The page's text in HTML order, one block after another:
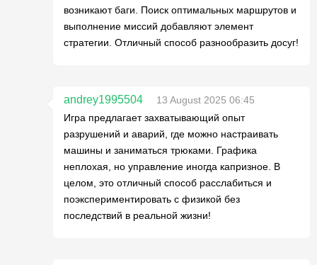
возникают баги. Поиск оптимальных маршрутов и
выполнение миссий добавляют элемент
стратегии. Отличный способ разнообразить досуг!
andrey1995504
13 August 2025 06:45
Игра предлагает захватывающий опыт
разрушений и аварий, где можно настраивать
машины и заниматься трюками. Графика
неплохая, но управление иногда капризное. В
целом, это отличный способ расслабиться и
поэкспериментировать с физикой без
последствий в реальной жизни!